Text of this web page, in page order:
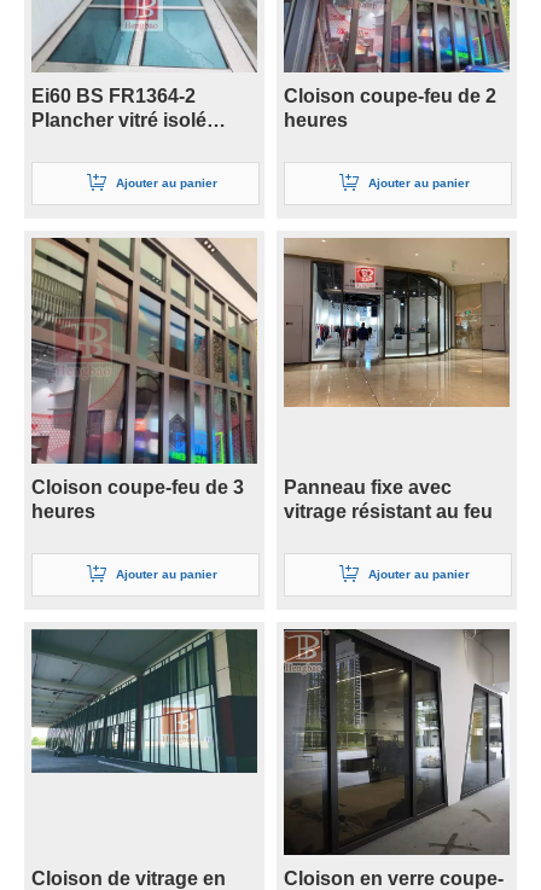
Ei60 BS FR1364-2
Plancher vitré isolé
Ajouter au panier
Cloison coupe-feu de 2
heures
Ajouter au panier
Cloison coupe-feu de 3
heures
Ajouter au panier
Panneau fixe avec
vitrage résistant au feu
Ajouter au panier
Cloison de vitrage en
Cloison en verre coupe-